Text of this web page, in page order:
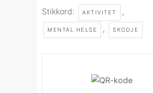
Stikkord: AKTIVITET ,
MENTAL HELSE , SKODJE